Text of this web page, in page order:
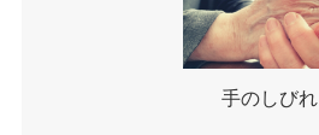
手のしびれ